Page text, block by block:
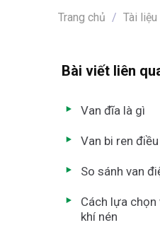
Trang chủ / Tài
Bài viết liên
Van đĩa là gì
Van bi ren
So sánh van
Cách lựa
khí nén